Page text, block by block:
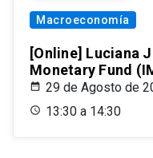
Macroeconomía
[Online] Luciana
Monetary Fund
29 de Agosto de
13:30 a 14:30